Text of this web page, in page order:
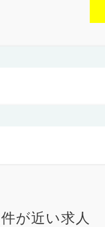
が近い求人